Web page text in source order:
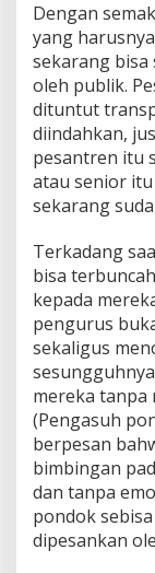
Dengan
yang
sekarang bisa
oleh publik.
dituntut
diindahkan,
pesantren itu
atau senior
sekarang
Terkadang
bisa
kepada
pengurus
sekaligus
mereka tanpa
(Pengasuh
berpesan
bimbingan
dan tanpa
pondok
dipesankan